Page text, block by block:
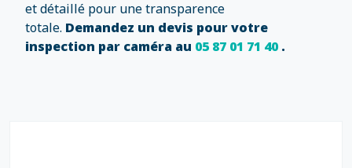
et détaillé pour une transparence
totale. Demandez un devis pour votre
inspection par caméra au 05 87 01 71 40.